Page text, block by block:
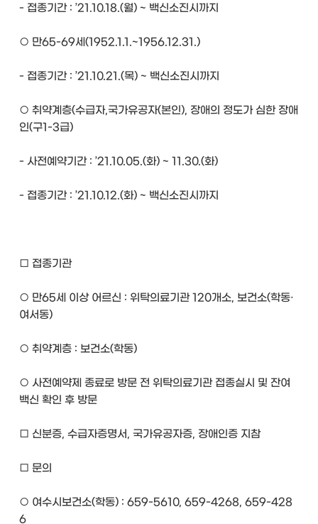
- 접종기간 : ’21.10.18.(월) ~ 백신소진시까지
○ 만65-69세(1952.1.1.~1956.12.31.)
- 접종기간 : ’21.10.21.(목) ~ 백신소진시까지
○ 취약계층(수급자,국가유공자(본인), 장애의 정도가 심한 장애
인(구1-3급)
- 사전예약기간 : ’21.10.05.(화) ~ 11.30.(화)
- 접종기간 : ’21.10.12.(화) ~ 백신소진시까지
□ 접종기관
○ 만65세 이상 어르신 : 위탁의료기관 120개소, 보건소(학동·
여서동)
○ 취약계층 : 보건소(학동)
○ 사전예약제 종료로 방문 전 위탁의료기관 접종실시 및 잔여
백신 확인 후 방문
□ 신분증, 수급자증명서, 국가유공자증, 장애인증 지참
□ 문의
○ 여수시보건소(학동) : 659-5610, 659-4268, 659-428
6